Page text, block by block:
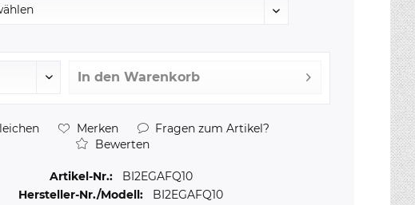
In den Warenkorb
Merken
Fragen zum Artikel?
Bewerten
Artikel-Nr.:
BI2EGAFQ10
Hersteller-Nr./Modell:
BI2EGAFQ10